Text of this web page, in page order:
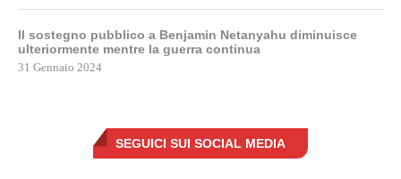
Il sostegno pubblico a Benjamin Netanyahu diminuisce
ulteriormente mentre la guerra continua
31 Gennaio 2024
SEGUICI SUI SOCIAL MEDIA